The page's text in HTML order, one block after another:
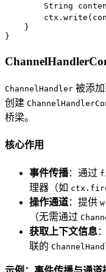
String
    }
}
ChannelHandler 被添加
创建
桥梁。
核心作用
事件传播：通过
理器（如
操作通道：提供
（无需通过
获取上下文信息
联的